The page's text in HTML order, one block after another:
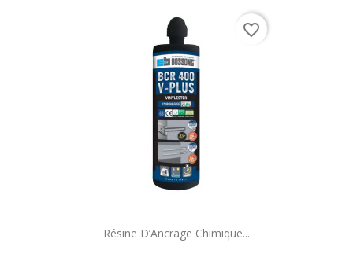
Résine D’Ancrage Chimique...
favorite_border